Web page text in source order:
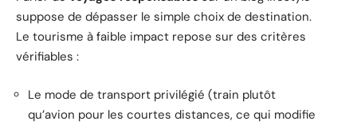
suppose de dépasser le simple choix de destination.
Le tourisme à faible impact repose sur des critères
vérifiables :
Le mode de transport privilégié (train plutôt
qu’avion pour les courtes distances, ce qui modifie